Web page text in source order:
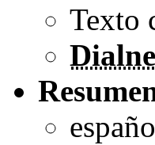
Texto